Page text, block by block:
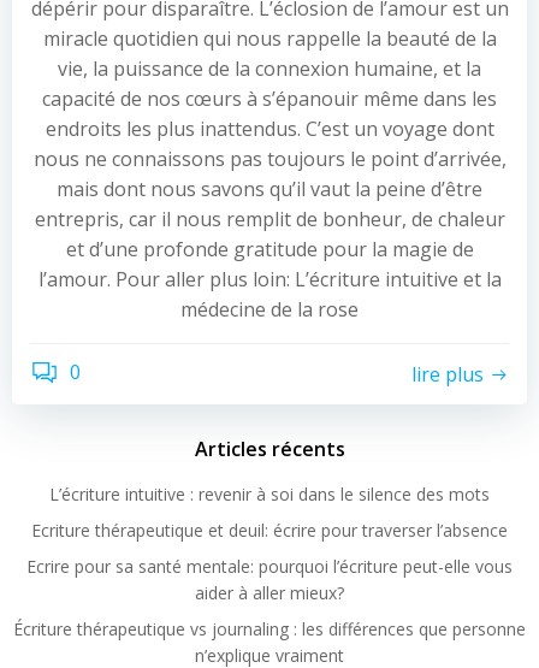
dépérir pour disparaître. L’éclosion de l’amour est un
miracle quotidien qui nous rappelle la beauté de la
vie, la puissance de la connexion humaine, et la
capacité de nos cœurs à s’épanouir même dans les
endroits les plus inattendus. C’est un voyage dont
nous ne connaissons pas toujours le point d’arrivée,
mais dont nous savons qu’il vaut la peine d’être
entrepris, car il nous remplit de bonheur, de chaleur
et d’une profonde gratitude pour la magie de
l’amour. Pour aller plus loin: L’écriture intuitive et la
médecine de la rose
0 lire plus
Articles récents
L’écriture intuitive : revenir à soi dans le silence des mots
Ecriture thérapeutique et deuil: écrire pour traverser l’absence
Ecrire pour sa santé mentale: pourquoi l’écriture peut-elle vous
aider à aller mieux?
Écriture thérapeutique vs journaling : les différences que personne
n’explique vraiment